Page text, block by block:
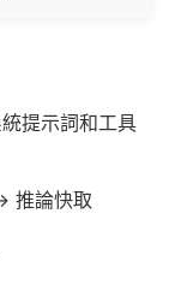
提示詞和工具
推論快取